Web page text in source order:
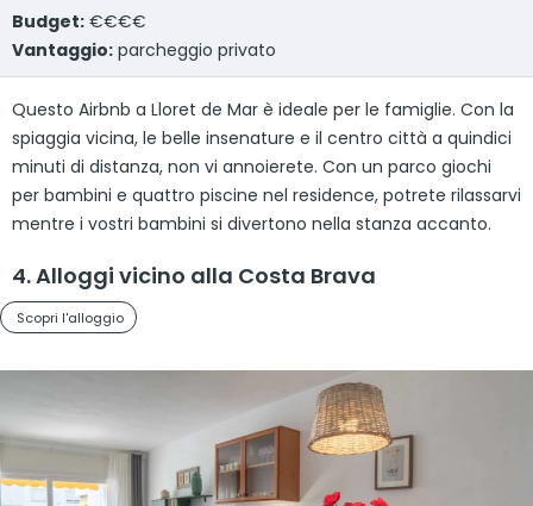
Budget: €€€€
Vantaggio: parcheggio privato
Questo Airbnb a Lloret de Mar è ideale per le famiglie. Con la
spiaggia vicina, le belle insenature e il centro città a quindici
minuti di distanza, non vi annoierete. Con un parco giochi
per bambini e quattro piscine nel residence, potrete rilassarvi
mentre i vostri bambini si divertono nella stanza accanto.
4. Alloggi vicino alla Costa Brava
Scopri l'alloggio